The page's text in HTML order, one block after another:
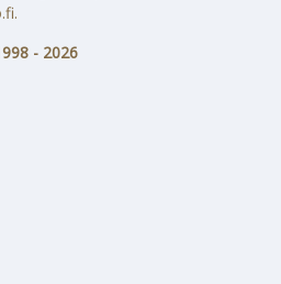
- 2026